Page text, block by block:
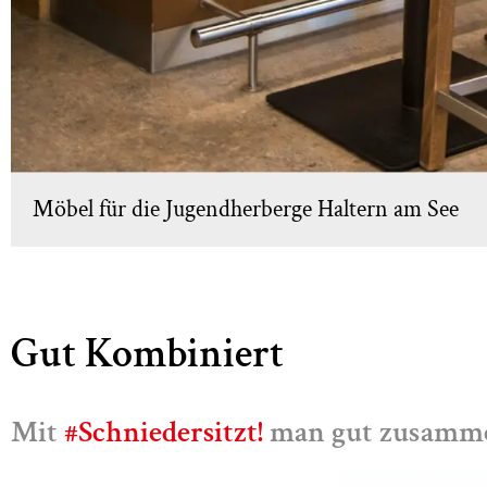
Weitere Barhocker Modelle finden Sie in unsereÜbersicht
Möbel für die Jugendherberge Haltern am See
Gut Kombiniert
Mit#Schniedersitzt!man gut